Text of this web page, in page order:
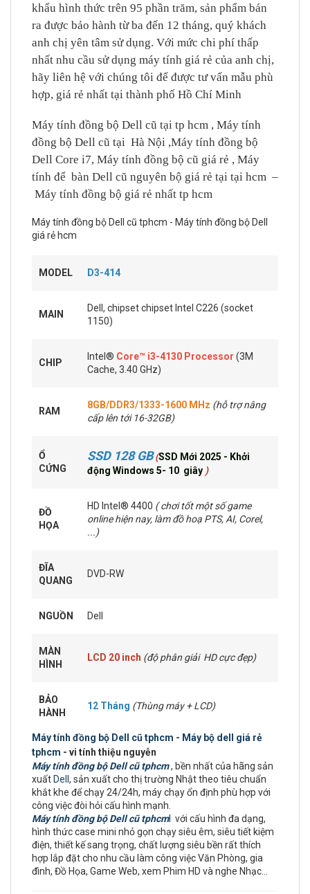
khẩu hình thức trên 95 phần trăm, sản phẩm bán
ra được bảo hành từ ba đến 12 tháng, quý khách
anh chị yên tâm sử dụng. Với mức chi phí thấp
nhất nhu cầu sử dụng máy tính giá rẻ của anh chị,
hãy liên hệ với chúng tôi để được tư vấn mẫu phù
hợp, giá rẻ nhất tại thành phố Hồ Chí Minh
Máy tính đồng bộ Dell cũ tại tp hcm , Máy tính
đồng bộ Dell cũ tại Hà Nội ,Máy tính đồng bộ
Dell Core i7, Máy tính đồng bộ cũ giá rẻ , Máy
tính để bàn Dell cũ nguyên bộ giá rẻ tại tại hcm –
Máy tính đồng bộ giá rẻ nhất tp hcm
Máy tính đồng bộ Dell cũ tphcm - Máy tính đồng bộ Dell
giá rẻ hcm
MODEL D3-414
MAIN
Dell, chipset chipset Intel C226 (socket
1150)
CHIP
Intel® Core™ i3-4130 Processor (3M
Cache, 3.40 GHz)
RAM
8GB/DDR3/1333-1600 MHz (hỗ trợ nâng
cấp lên tới 16-32GB)
Ổ
CỨNG
SSD 128 GB (SSD Mới 2025 - Khởi
động Windows 5- 10 giây )
ĐỒ
HỌA
HD Intel® 4400 ( chơi tốt một số game
online hiện nay, làm đồ hoạ PTS, AI, Corel,
...)
ĐĨA
QUANG
DVD-RW
NGUỒN Dell
MÀN
HÌNH
LCD 20 inch (độ phân giải HD cực đẹp)
BẢO
HÀNH
12 Tháng (Thùng máy + LCD)
Máy tính đồng bộ Dell cũ tphcm - Máy bộ dell giá rẻ
tphcm - vi tính thiệu nguyễn
Máy tính đồng bộ Dell cũ tphcm, bền nhất của hãng sản
xuất Dell , sản xuất cho thị trường Nhật theo tiêu chuẩn
khắt khe để chạy 24/24h, máy chạy ổn định phù hợp với
công việc đòi hỏi cấu hình mạnh.
Máy tính đồng bộ Dell cũ tphcml với cấu hình đa dạng,
hình thức case mini nhỏ gọn chạy siêu êm, siêu tiết kiệm
điện, thiết kế sang trọng, chất lượng siêu bền rất thích
hợp lắp đặt cho nhu cầu làm công việc Văn Phòng, gia
đình, Đồ Họa, Game Web, xem Phim HD và nghe Nhạc…